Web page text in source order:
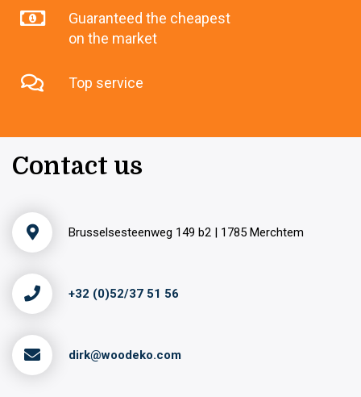
Guaranteed the cheapest
on the market
Top service
Contact us
Brusselsesteenweg 149 b2 | 1785 Merchtem
+32 (0)52/37 51 56
dirk@woodeko.com